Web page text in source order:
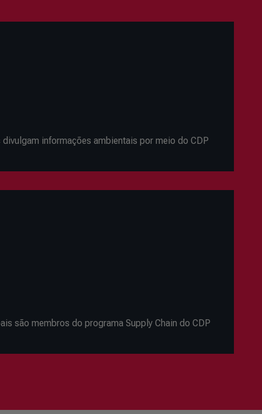
informações ambientais por meio do CDP
são membros do programa Supply Chain do CDP